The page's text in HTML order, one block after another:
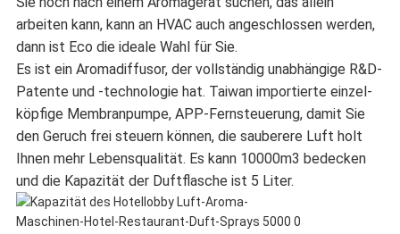
arbeiten kann, kann an HVAC auch angeschlossen werden,
dann ist Eco die ideale Wahl für Sie.
Es ist ein Aromadiffusor, der vollständig unabhängige R&D-
Patente und -technologie hat. Taiwan importierte einzel-
köpfige Membranpumpe, APP-Fernsteuerung, damit Sie
den Geruch frei steuern können, die sauberere Luft holt
Ihnen mehr Lebensqualität. Es kann 10000m3 bedecken
und die Kapazität der Duftflasche ist 5 Liter.